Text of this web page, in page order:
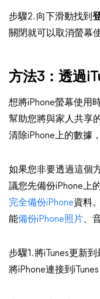
步驟2. 向下滑動找到
關閉就可以取消螢幕
方法3：透過
想將iPhone螢幕使用
幫助您將與家人共享
清除iPhone上的數據
如果您非要透過這個
議您先備份iPhone上
完全備份iPhone資料
能備份iPhone照片、
步驟1. 將iTunes更新
將iPhone連接到